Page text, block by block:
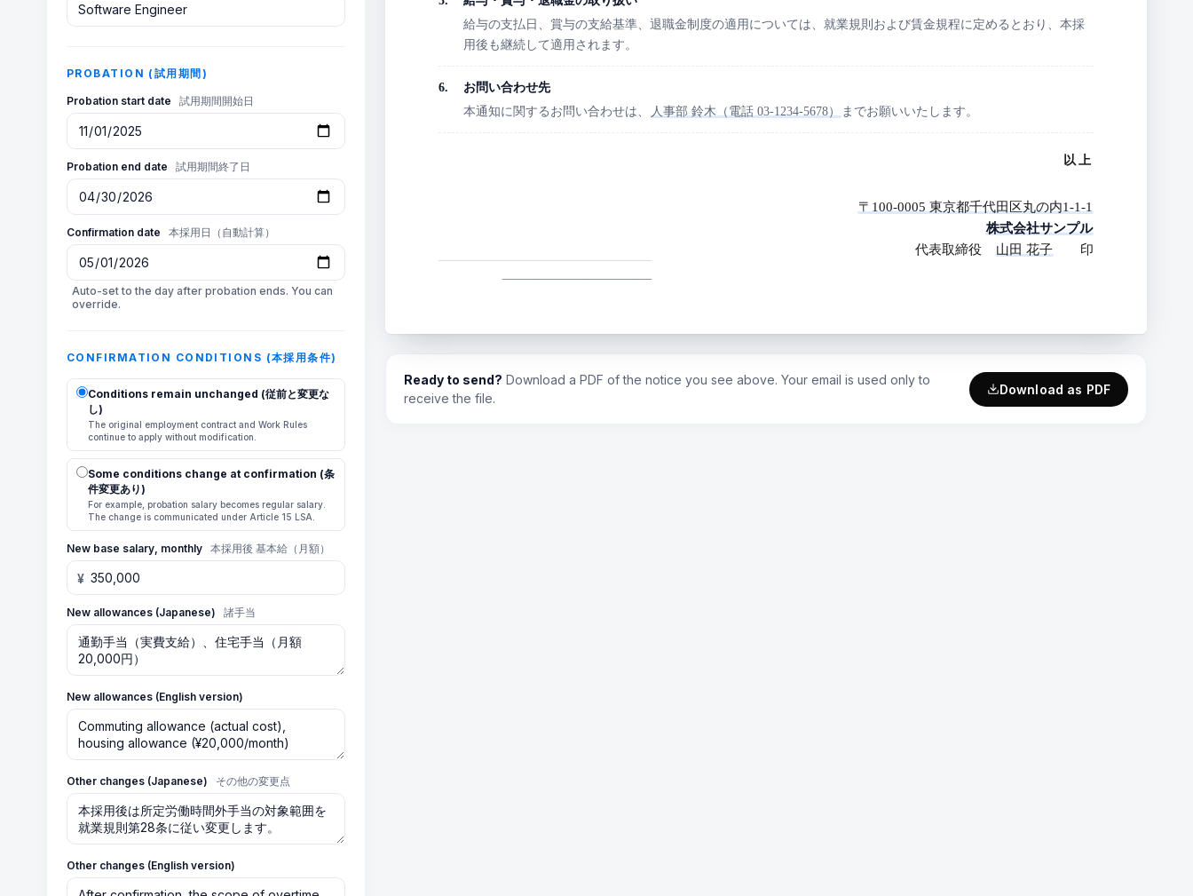
PROBATION (試用期間)
Probation start date 試用期間開始日
Probation end date 試用期間終了日
Confirmation date 本採用日（自動計算）
Auto-set to the day after probation ends. You can
override.
CONFIRMATION CONDITIONS (本採用条件)
Conditions remain unchanged (従前と変更な
し)
The original employment contract and Work Rules
continue to apply without modification.
Some conditions change at confirmation (条
件変更あり)
For example, probation salary becomes regular salary.
The change is communicated under Article 15 LSA.
New base salary, monthly 本採用後 基本給（月額）
¥
New allowances (Japanese) 諸手当
New allowances (English version)
Other changes (Japanese) その他の変更点
Other changes (English version)
給与の支払日、賞与の支給基準、退職金制度の適用については、就業規則および賃金規程に定めるとおり、本採
用後も継続して適用されます。
お問い合わせ先
本通知に関するお問い合わせは、
人事部 鈴木（電話 03-1234-5678） までお願いいたします。
以上
〒100-0005 東京都千代田区丸の内1-1-1
株式会社サンプル
代表取締役
山田 花子 印
Ready to send? Download a PDF of the notice you see above. Your email is used only to
receive the file.
Download as PDF